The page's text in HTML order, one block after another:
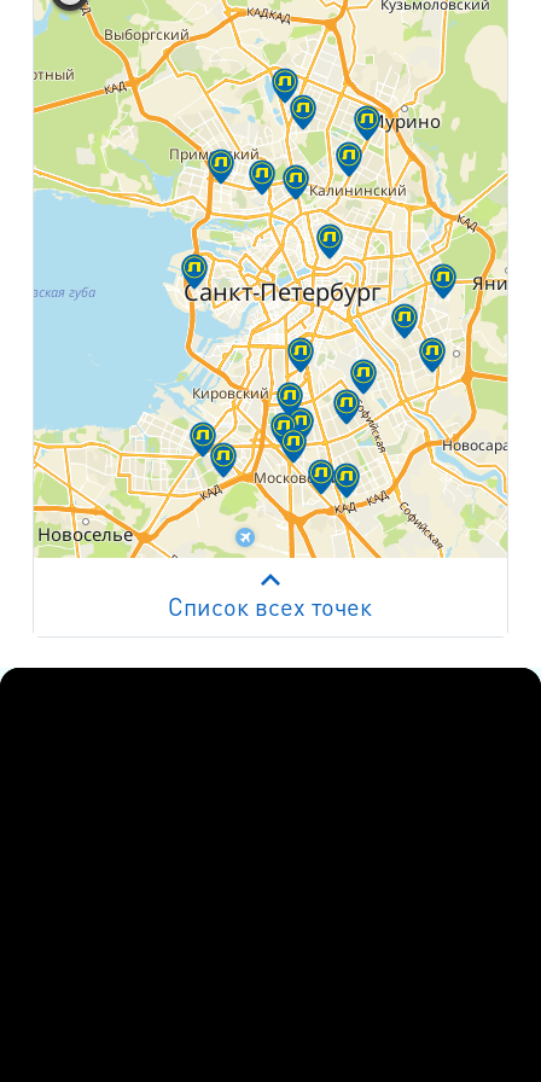
м. Пр. Просвещения
Работает на API 2ГИС
Лицензионное соглашение
Список всех точек